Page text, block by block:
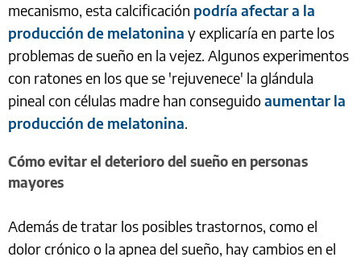
mecanismo, esta calcificación podría afectar a la
producción de melatonina y explicaría en parte los
problemas de sueño en la vejez. Algunos experimentos
con ratones en los que se 'rejuvenece' la glándula
pineal con células madre han conseguidoaumentar la
producción de melatonina.
Cómo evitar el deterioro del sueño en personas
mayores
Además de tratar los posibles trastornos, como el
dolor crónico o la apnea del sueño, hay cambios en el